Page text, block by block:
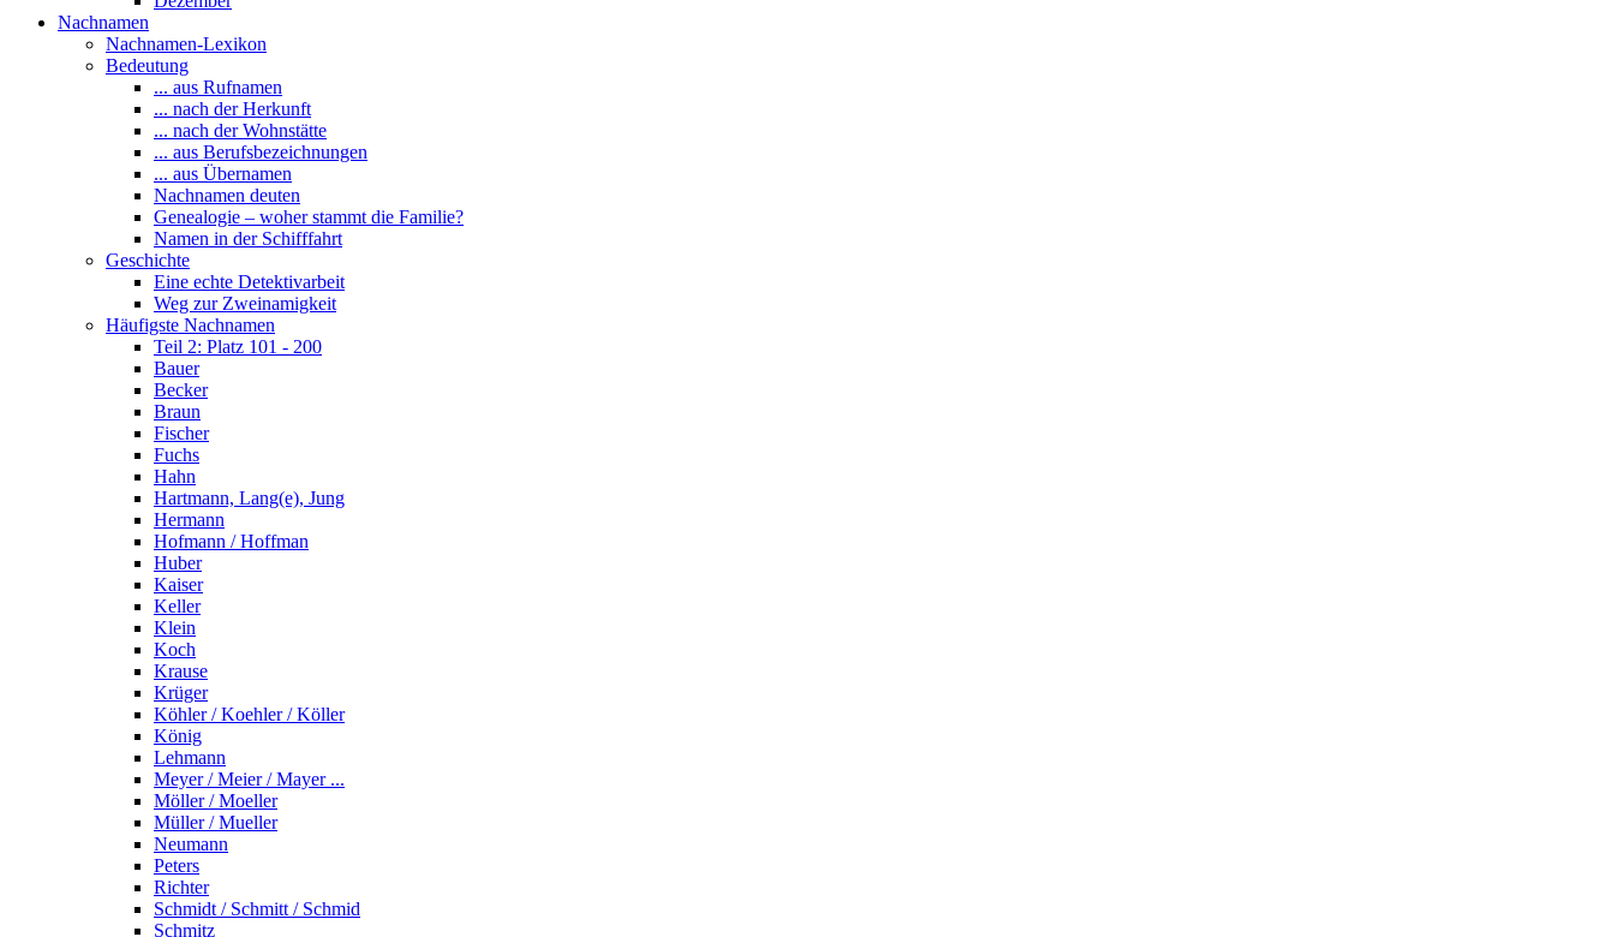
Nachnamen
Nachnamen-Lexikon
Bedeutung
... aus Rufnamen
... nach der Herkunft
... nach der Wohnstätte
... aus Berufsbezeichnungen
... aus Übernamen
Nachnamen deuten
Genealogie – woher stammt die Familie?
Namen in der Schifffahrt
Geschichte
Eine echte Detektivarbeit
Weg zur Zweinamigkeit
Häufigste Nachnamen
Teil 2: Platz 101 - 200
Bauer
Becker
Braun
Fischer
Fuchs
Hahn
Hartmann, Lang(e), Jung
Hermann
Hofmann / Hoffman
Huber
Kaiser
Keller
Klein
Koch
Krause
Krüger
Köhler / Koehler / Köller
König
Lehmann
Meyer / Meier / Mayer ...
Möller / Moeller
Müller / Mueller
Neumann
Peters
Richter
Schmidt / Schmitt / Schmid
Schmitz